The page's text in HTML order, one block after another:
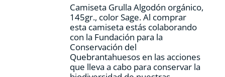
página
de
producto
Camiseta Grulla Algodón orgánico,
145gr., color Sage. Al comprar
esta camiseta estás colaborando
con la Fundación para la
Conservación del
Quebrantahuesos en las acciones
que lleva a cabo para conservar la